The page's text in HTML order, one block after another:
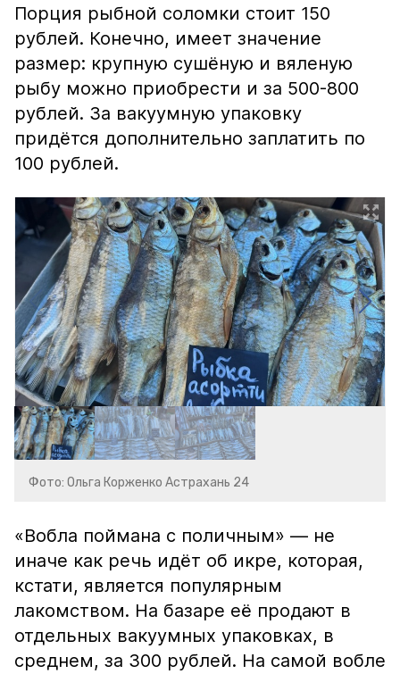
Порция рыбной соломки стоит 150
рублей. Конечно, имеет значение
размер: крупную сушёную и вяленую
рыбу можно приобрести и за 500-800
рублей. За вакуумную упаковку
придётся дополнительно заплатить по
100 рублей.
Фото: Ольга Корженко Астрахань 24
«Вобла поймана с поличным» — не
иначе как речь идёт об икре, которая,
кстати, является популярным
лакомством. На базаре её продают в
отдельных вакуумных упаковках, в
среднем, за 300 рублей. На самой вобле